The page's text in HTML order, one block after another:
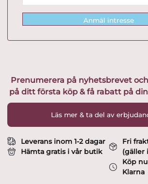
Anmäl intresse
Prenumerera på nyhetsbrevet
på ditt första köp & få rabatt på
Läs mer & ta del av
Leverans inom 1-2 dagar
Hämta gratis i vår butik
Fri
(gäller
Köp
Klarna